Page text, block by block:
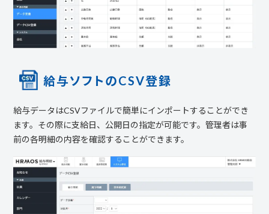
給与ソフトのCSV登録
給与データはCSVファイルで簡単にインポートすることができ
ます。その際に支給日、公開日の指定が可能です。管理者は事
前の各明細の内容を確認することができます。